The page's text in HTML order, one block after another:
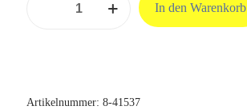
selbstdurchschreibend,
In den Warenkorb
Artikelnummer: 8-41537